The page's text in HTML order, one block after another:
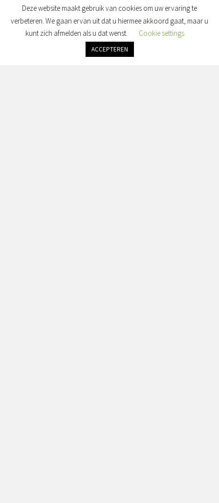
Deze website maakt gebruik van cookies om uw ervaring te
verbeteren. We gaan ervan uit dat u hiermee akkoord gaat, maar u
kunt zich afmelden als u dat wenst.
Cookie settings
ACCEPTEREN